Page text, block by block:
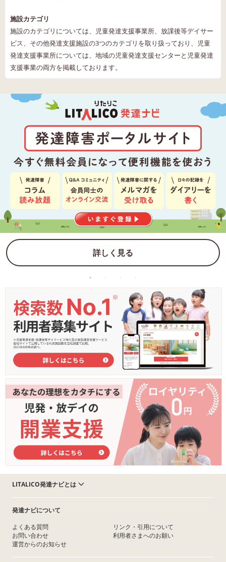
施設カテゴリ
施設のカテゴリについては、児童発達支援事業所、放課後等デイサー
ビス、その他発達支援施設の3つのカテゴリを取り扱っており、児童
発達支援事業所については、地域の児童発達支援センターと児童発達
支援事業の両方を掲載しております。
詳しく見る
LITALICO発達ナビとは
発達ナビについて
よくある質問
お問い合わせ
運営からのお知らせ
リンク・引用について
利用者さまへのお願い